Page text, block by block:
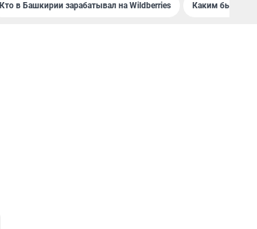
Кто в Башкирии зарабатывал на Wildberries Каким было